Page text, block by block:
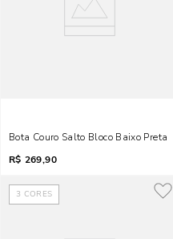
Bota Couro Salto Bloco Baixo Preta
R$ 269,90
3 CORES